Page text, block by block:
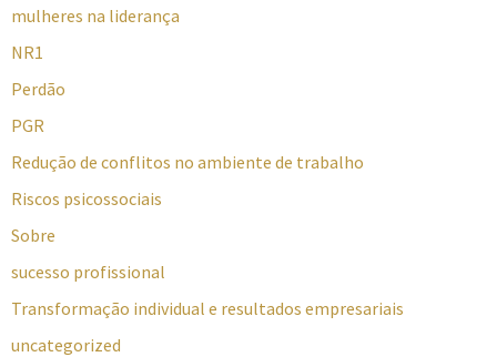
mulheres na liderança
NR1
Perdão
PGR
Redução de conflitos no ambiente de trabalho
Riscos psicossociais
Sobre
sucesso profissional
Transformação individual e resultados empresariais
uncategorized